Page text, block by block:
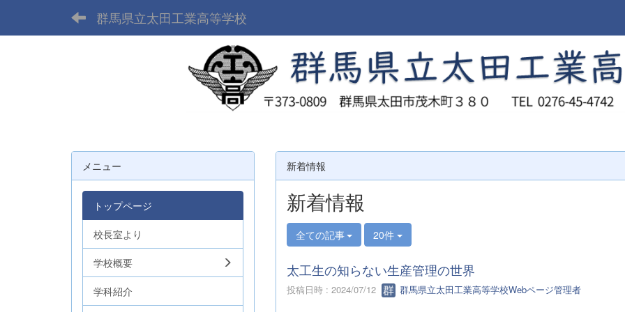
群馬県立太田工業高等学校
新着情報
新着情報
全ての記事 20件
太工生の知らない生産管理の世界
投稿日時 : 2024/07/12 群馬県立太田工業高等学校Webページ管理者
メニュー
トップページ
校長室より
学校概要
学科紹介